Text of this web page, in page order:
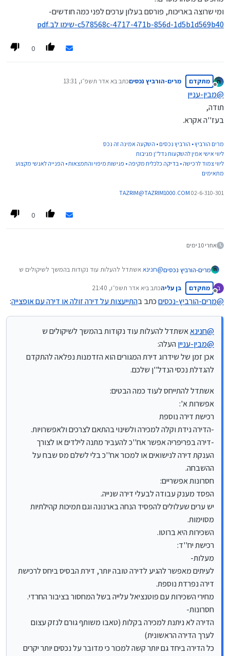
ומי שרוצה באריכות, פורסם בעלון ערכים לפני כמה חודשים-
c578568c-4717-471b-856d-1d5b1d569b40-שימו לב.pdf
0
מנותק
מתקדם מרים-הורביץ נכסיםכתב בא אדר תשפ״ו, 13:31
נערך לאחרונה על ידי
@מבין-עניין
תודה,
בעז''ה אקרא.
מרים הורביץ • הורביץ נכסים • השקעה אמינה זה נכס
ליווי אישי אמין להשקעות נדל''ן מניבות
ליווי צמוד לרכישה • בדיקה כלכלית מקיפה • פגישות מיפוי והתמצאות • הפנייה לאנשי מקצוע
מתאימים
02-6-310-301
TAZRIM@TAZRIM1000.COM
0
אחרי 10 ימים
מרים-הורביץ נכסים@חנינאאשתדל להעלות עוד נקודות בהמשך לשיקולים ש
אכן זמן של שידרוג דירת המגורים הוא הזדמנות נפלאה
להתקדם להגדלת נכסי הנדל''ן שלכם.
אשתדל להתייחס לעוד כמה הבטים:
אפשרות א':
-הדירה נידת וקלה למכירה ולשינוי בהתאם לצרכים
ולאפשרויות.
-דירה בפריפריה אפשר אח''כ להעביר מתנה לילדים או לצורך
הענקת דירה לנישואים או למכור אח''כ בלי לשלם מס שבח
על ההשבחה.
חסרונות אפשריים:
יש ערים שעלולים להפסיד הנחה בארנונה וגם תמיכות
קהילתיות מסוימות.
רכישת יח''ד:
מעלות-
לרכישת דירה נפרדת נוספת.
מחירי השכירות עם פוטנציאל עלייה בשל המחסור בציבור
הדירה לא ניתנת למכירה בקלות (טאבו משותף גורם לנזק
עצום לערך הדירה הראשונית)
כל הדירה ביחד גם יותר קשה למכור כי מדובר על נכסים יותר
לתחשיב הראשוני להפוך להפסדי או למעיק על ההחזר
פוטנציאל השבחה בלי להכביד על ההחזר החודשי.
במקרה כזה-
בו אפשר להגיע לרכישה משמעותית יותר,
יש פעמים רבות עדיפות לרכישת דירה נוספת.
לשני.
בהצלחה רבה!
ב
מנותק
מתקדם בן עליהכתב ביא אדר תשפ״ו, 21:40
נערך לאחרונה על ידי
@מרים-הורביץ-נכסיםכתב בהתייעצות על דירה זולה או דירה עם אופצייה:
@חנינאאשתדל להעלות עוד נקודות בהמשך לשיקולים ש
@מבין-ענייןהעלה:
אכן זמן של שידרוג דירת המגורים הוא הזדמנות נפלאה להתקדם
להגדלת נכסי הנדל''ן שלכם.
אשתדל להתייחס לעוד כמה הבטים:
אפשרות א':
רכישת דירה נוספת
-הדירה נידת וקלה למכירה ולשינוי בהתאם לצרכים ולאפשרויות.
-דירה בפריפריה אפשר אח''כ להעביר מתנה לילדים או לצורך
הענקת דירה לנישואים או למכור אח''כ בלי לשלם מס שבח על
ההשבחה.
חסרונות אפשריים:
הפסד מענק עבודה לבעלי דירה שנייה.
יש ערים שעלולים להפסיד הנחה בארנונה וגם תמיכות קהילתיות
מסוימות.
השכירות היא ברוטו.
רכישת יח''ד:
מעלות-
לעיתים מאפשר להגיע לדירה טובה יותר, דירת הבסיס ביחס לרכישת
דירה נפרדת נוספת.
מחירי השכירות עם פוטנציאל עלייה בשל המחסור בציבור החרדי.
חסרונות-
הדירה לא ניתנת למכירה בקלות (טאבו משותף גורם לנזק עצום
לערך הדירה הראשונית)
כל הדירה ביחד גם יותר קשה למכור כי מדובר על נכסים יותר יקרים